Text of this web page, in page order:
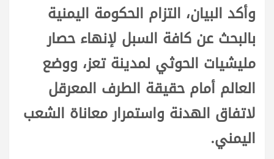
وأكد البيان، التزام الحكومة اليمنية
بالبحث عن كافة السبل لإنهاء حصار
مليشيات الحوثي لمدينة تعز، ووضع
العالم أمام حقيقة الطرف المعرقل
لاتفاق الهدنة واستمرار معاناة الشعب
اليمني.